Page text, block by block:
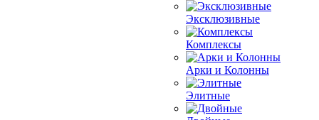
Эксклюзивные
Комплексы
Арки и Колонны
Элитные